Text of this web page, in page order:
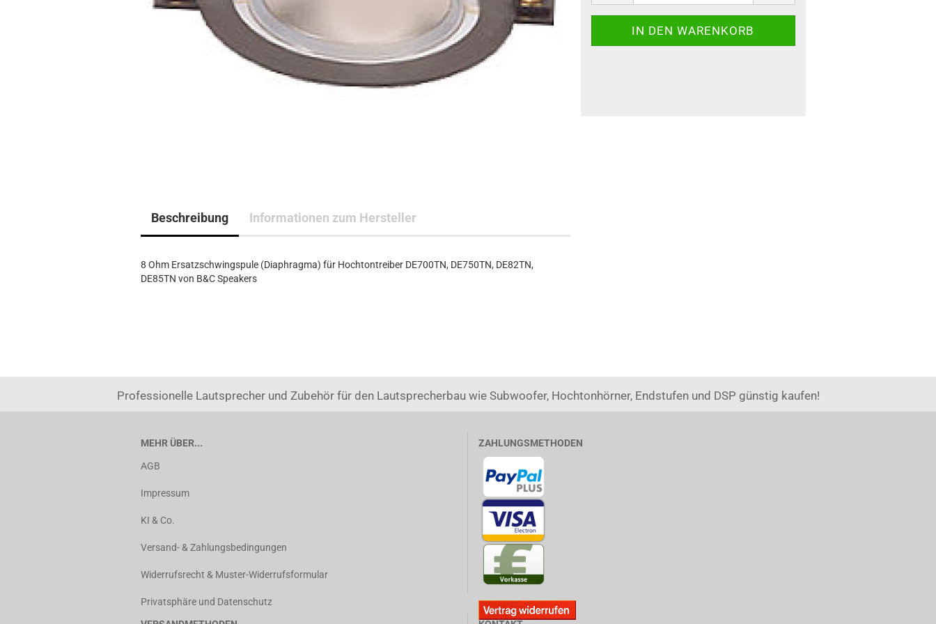
Beschreibung Informationen zum Hersteller
8 Ohm Ersatzschwingspule (Diaphragma) für Hochtontreiber DE700TN, DE750TN, DE82TN,
DE85TN von B&C Speakers
Professionelle Lautsprecher und Zubehör für den Lautsprecherbau wie Subwoofer, Hochtonhörner, Endstufen und DSP günstig kaufen!
MEHR ÜBER...
AGB
Impressum
KI & Co.
Versand- & Zahlungsbedingungen
Widerrufsrecht & Muster-Widerrufsformular
Privatsphäre und Datenschutz
ZAHLUNGSMETHODEN